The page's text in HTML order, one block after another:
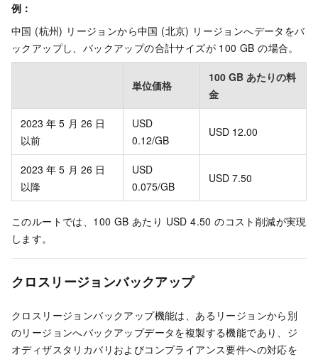
例：
中国 (杭州) リージョンから中国 (北京) リージョンへデータをバ
ックアップし、バックアップの合計サイズが 100 GB の場合。
単位価格
100 GB あたりの料
金
2023 年 5 月 26 日
以前
USD
0.12/GB
USD 12.00
2023 年 5 月 26 日
以降
USD
0.075/GB
USD 7.50
このルートでは、100 GB あたり USD 4.50 のコスト削減が実現
します。
クロスリージョンバックアップ
クロスリージョンバックアップ機能は、あるリージョンから別
のリージョンへバックアップデータを複製する機能であり、ジ
オディザスタリカバリおよびコンプライアンス要件への対応を